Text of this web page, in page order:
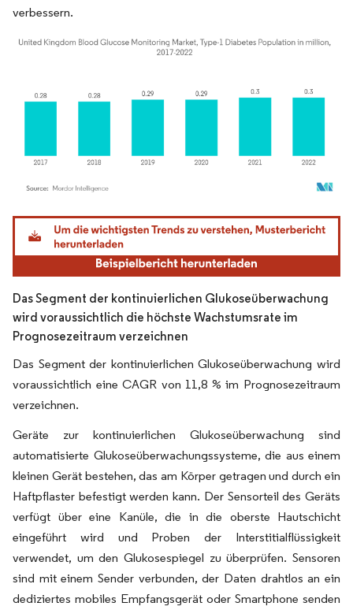
verbessern.
Bild © Mordor Intelligence. Wiederverwendung erfordert Namensnennung gemäß
Das Segment der kontinuierlichen Glukoseüberwachung
wird voraussichtlich die höchste Wachstumsrate im
Prognosezeitraum verzeichnen
Das Segment der kontinuierlichen Glukoseüberwachung wird
voraussichtlich eine CAGR von 11,8 % im Prognosezeitraum
verzeichnen.
Geräte zur kontinuierlichen Glukoseüberwachung sind
automatisierte Glukoseüberwachungssysteme, die aus einem
kleinen Gerät bestehen, das am Körper getragen und durch ein
Haftpflaster befestigt werden kann. Der Sensorteil des Geräts
verfügt über eine Kanüle, die in die oberste Hautschicht
eingeführt wird und Proben der Interstitialflüssigkeit
verwendet, um den Glukosespiegel zu überprüfen. Sensoren
sind mit einem Sender verbunden, der Daten drahtlos an ein
dediziertes mobiles Empfangsgerät oder Smartphone senden